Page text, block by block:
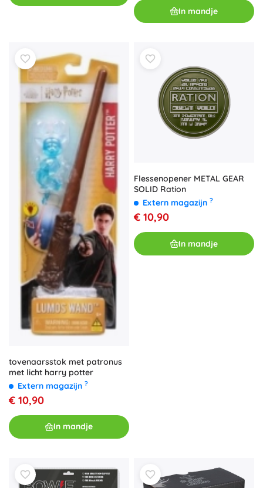
In mandje
tovenaarsstok met patronus
met licht harry potter
Extern magazijn ?
€ 10,90
In mandje
Flessenopener METAL GEAR
SOLID Ration
Extern magazijn ?
€ 10,90
In mandje